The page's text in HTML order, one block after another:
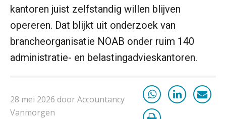
kantoren juist zelfstandig willen blijven
opereren. Dat blijkt uit onderzoek van
brancheorganisatie NOAB onder ruim 140
administratie- en belastingadvieskantoren.
28 mei 2026 door Accountancy
Vanmorgen
in eenvoud
zo werkt u slimmer met eHerkenning
De curator klopt aan: wat moet een
accountantskantoor afgeven bij een
faillissement van een klant?